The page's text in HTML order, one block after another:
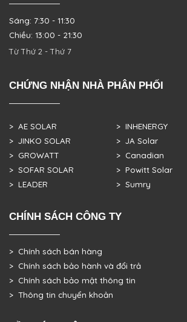
Sáng: 7:30 - 11:30
Chiều: 13:00 - 21:30
Từ Thứ 2 - Thứ 7
CHỨNG NHẬN NHÀ PHÂN PHỐI
> AE SOLAR
> JINKO SOLAR
> GROWATT
> SOFAR SOLAR
> LEADER
> INHENERGY
> JA Solar
> Canadian
> Powitt Solar
> Sumry
CHÍNH SÁCH CÔNG TY
> Chính sách bán hàng
> Chính sách bảo hành và đổi trả
> Chính sách bảo mật thông tin
> Thông tin chuyển khoản